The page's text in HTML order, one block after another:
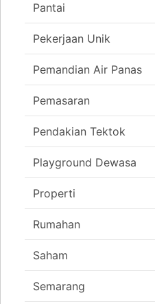
Pantai
Pekerjaan Unik
Pemandian Air Panas
Pemasaran
Pendakian Tektok
Playground Dewasa
Properti
Rumahan
Saham
Semarang